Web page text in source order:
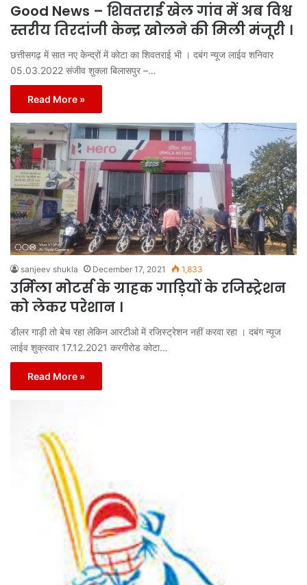
Good News – शिवतराई खेल गांव में अब विश्व
स्तरीय तिरदांजी केन्द्र खोलने की मिली मंजूरी ।
छत्तीसगढ़ में सात नए केन्द्रों में कोटा का शिवतराई भी । दबंग न्यूज लाईव शनिवार
05.03.2022 संजीव शुक्ला बिलासपुर –…
Read More »
sanjeev shukla December 17, 2021 1,833
उर्मिला मोटर्स के ग्राहक गाड़ियों के रजिस्ट्रेशन
को लेकर परेशान ।
डीलर गाड़ी तो बेच रहा लेकिन आरटीओ में रजिस्ट्रेशन नहीं करवा रहा । दबंग न्यूज
लाईव शुक्रवार 17.12.2021 करगीरोड कोटा…
Read More »